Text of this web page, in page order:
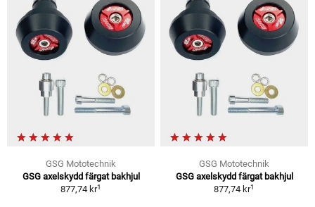
GSG Mototechnik
GSG axelskydd färgat bakhjul
877,74 kr1
GSG Mototechnik
GSG axelskydd färgat bakhjul
877,74 kr1